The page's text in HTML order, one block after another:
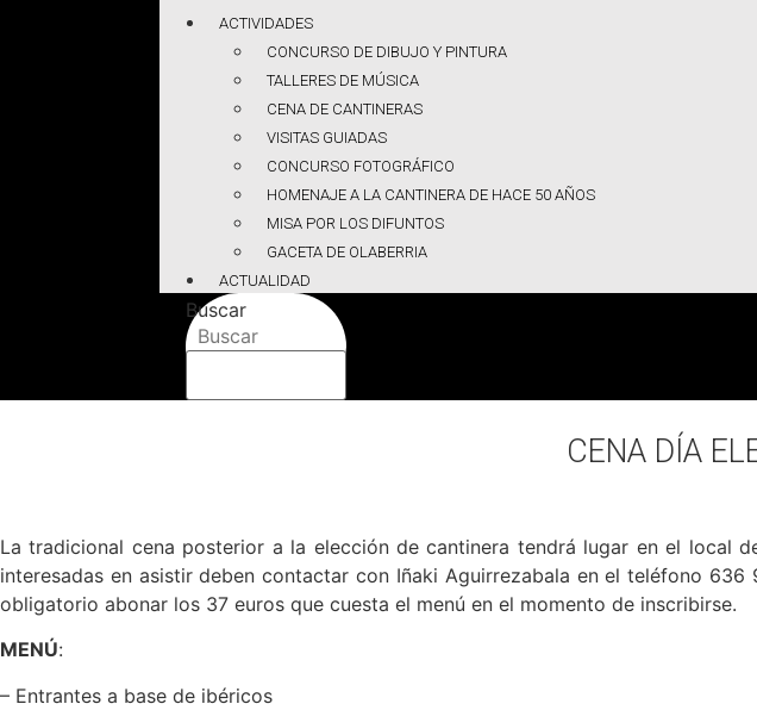
ACTIVIDADES
CONCURSO DE DIBUJO Y PINTURA
TALLERES DE MÚSICA
CENA DE CANTINERAS
VISITAS GUIADAS
CONCURSO FOTOGRÁFICO
HOMENAJE A LA CANTINERA DE HACE 50 AÑOS
MISA POR LOS DIFUNTOS
GACETA DE OLABERRIA
ACTUALIDAD
Buscar
Buscar
CENA DÍA
La tradicional cena posterior a la elección de cantinera tendrá lugar en el local
interesadas en asistir deben contactar con Iñaki Aguirrezabala en el teléfono
obligatorio abonar los 37 euros que cuesta el menú en el momento de inscribirse.
MENÚ:
– Entrantes a base de ibéricos